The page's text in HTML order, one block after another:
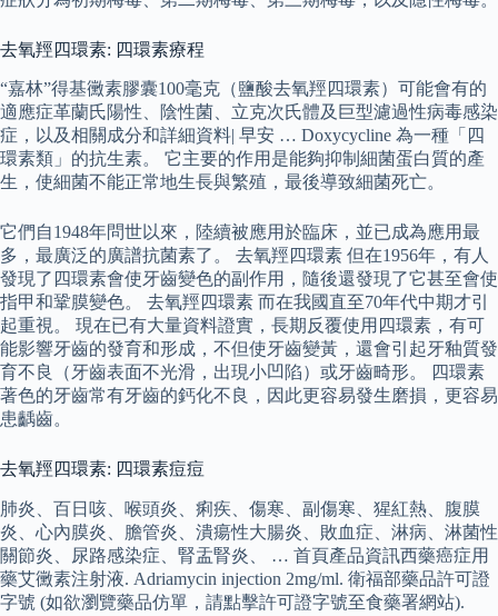
去氧羥四環素: 四環素療程
“嘉林”得基黴素膠囊100毫克（鹽酸去氧羥四環素）可能會有的
適應症革蘭氏陽性、陰性菌、立克次氏體及巨型濾過性病毒感染
症，以及相關成分和詳細資料| 早安 … Doxycycline 為一種「四
環素類」的抗生素。 它主要的作用是能夠抑制細菌蛋白質的產
生，使細菌不能正常地生長與繁殖，最後導致細菌死亡。
它們自1948年問世以來，陸續被應用於臨床，並已成為應用最
多，最廣泛的廣譜抗菌素了。 去氧羥四環素 但在1956年，有人
發現了四環素會使牙齒變色的副作用，隨後還發現了它甚至會使
指甲和鞏膜變色。 去氧羥四環素 而在我國直至70年代中期才引
起重視。 現在已有大量資料證實，長期反覆使用四環素，有可
能影響牙齒的發育和形成，不但使牙齒變黃，還會引起牙釉質發
育不良（牙齒表面不光滑，出現小凹陷）或牙齒畸形。 四環素
著色的牙齒常有牙齒的鈣化不良，因此更容易發生磨損，更容易
患齲齒。
去氧羥四環素: 四環素痘痘
肺炎、百日咳、喉頭炎、痢疾、傷寒、副傷寒、猩紅熱、腹膜
炎、心內膜炎、膽管炎、潰瘍性大腸炎、敗血症、淋病、淋菌性
關節炎、尿路感染症、腎盂腎炎、 … 首頁產品資訊西藥癌症用
藥艾黴素注射液. Adriamycin injection 2mg/ml. 衛福部藥品許可證
字號 (如欲瀏覽藥品仿單，請點擊許可證字號至食藥署網站).